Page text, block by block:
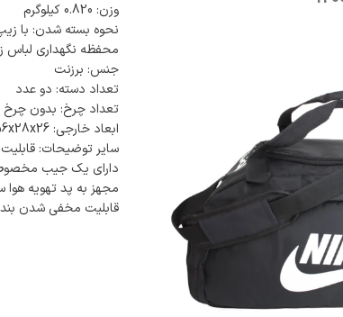
وزن: 0.820 کیلوگرم
نحوه بسته شدن: با
محفظه نگهداری لباس
جنس: برزنت
تعداد دسته: دو عدد
تعداد چرخ: بدون چرخ
ابعاد خارجی: 56x28x26 سانتی‌متر
سایر توضیحات:
دارای یک جیب
مجهز به پد تهویه
قابلیت مخفی شدن